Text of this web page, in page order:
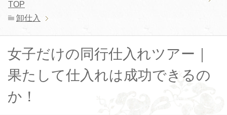
TOP
卸仕入
女子だけの同行仕入れツアー｜
果たして仕入れは成功できるの
か！